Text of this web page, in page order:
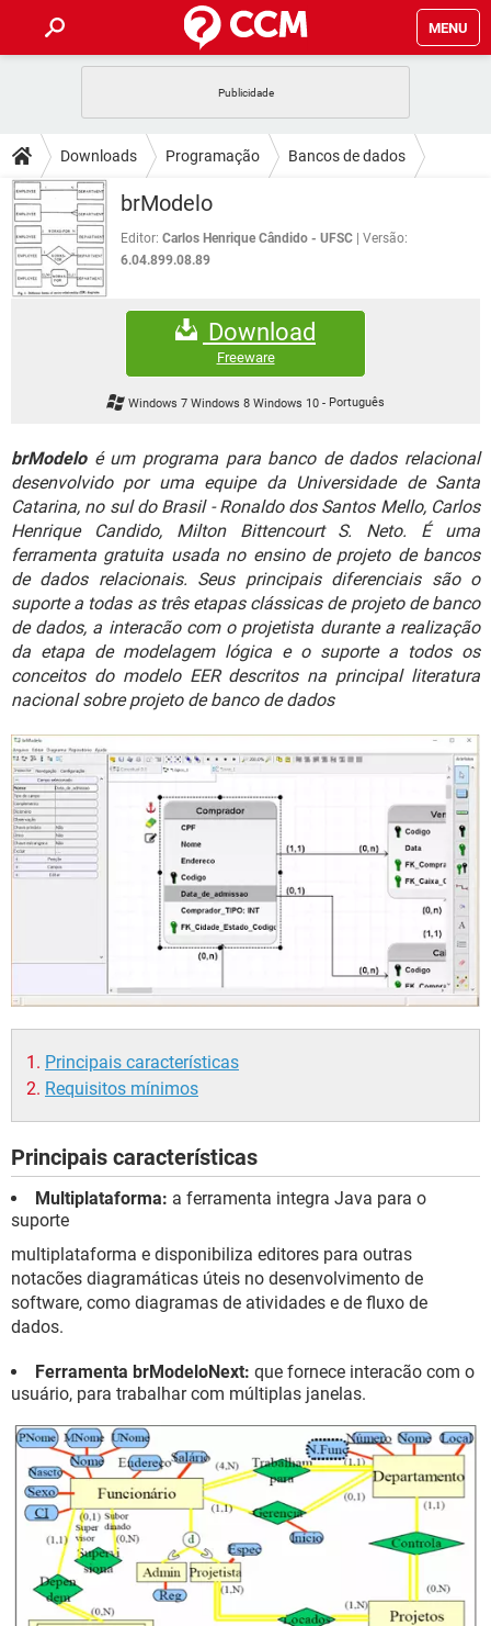
MENU
CELULAR FACEBOOK
OUTLOOK
INSTAGRAM GMAIL
GUIA DE COMPRAS
DICAS
JOGOS WHATSAPP
CELULAR
OUTLOOK
INSTAGRAM
DOWNLOADS
JOGOS WHATSAPP
CELULAR
EXCEL
GMAIL
FÓRUM
JOGOS
FACEBOOK
EXCEL
GMAIL
WHATSAPP
INSTAGRAM GMAIL
GUIA DE COMPRAS
Downloads Programação Bancos de dados
brModelo
Editor: Carlos Henrique Cândido - UFSC
Versão:
6.04.899.08.89
Download
Freeware
Windows 7 Windows 8 Windows 10- Português
brModeloé um programa para banco de dados relacional
desenvolvido por uma equipe da Universidade de Santa
Catarina, no sul do Brasil - Ronaldo dos Santos Mello, Carlos
Henrique Candido, Milton Bittencourt S. Neto. É uma
ferramenta gratuita usada no ensino de projeto de bancos
de dados relacionais. Seus principais diferenciais são o
suporte a todas as três etapas clássicas de projeto de banco
de dados, a interacão com o projetista durante a realização
da etapa de modelagem lógica e o suporte a todos os
conceitos do modelo EER descritos na principal literatura
nacional sobre projeto de banco de dados
Principais características
Requisitos mínimos
Principais características
Multiplataforma: a ferramenta integra Java para o
suporte
multiplataforma e disponibiliza editores para outras
notacões diagramáticas úteis no desenvolvimento de
software, como diagramas de atividades e de fluxo de
dados.
Ferramenta brModeloNext: que fornece interacão com o
usuário, para trabalhar com múltiplas janelas.